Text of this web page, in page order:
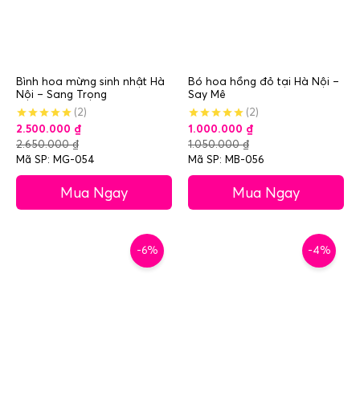
Bình hoa mừng sinh nhật Hà
Nội – Sang Trọng
(2)
2.500.000 ₫
2.650.000₫
Mã SP: MG-054
Mua Ngay
Bó hoa hồng đỏ tại Hà Nội –
Say Mê
(2)
1.000.000 ₫
1.050.000₫
Mã SP: MB-056
Mua Ngay
-6% -4%